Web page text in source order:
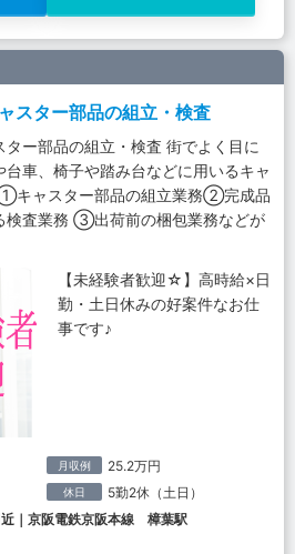
スター部品の組立・検査
ター部品の組立・検査 街でよく目に
車、椅子や踏み台などに用いるキャ
キャスター部品の組立業務②完成品
検査業務 ③出荷前の梱包業務などが
【未経験者歓迎☆】高時給×日
勤・土日休みの好案件なお仕
事です♪
月収例 25.2万円
休日 5勤2休（土日）
｜京阪電鉄京阪本線 樟葉駅